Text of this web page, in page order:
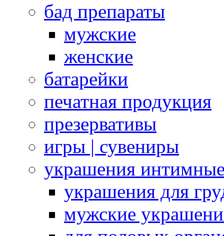
бад препараты
мужские
женские
батарейки
печатная продукция
презервативы
игры | сувениры
украшения
украшения для
мужские